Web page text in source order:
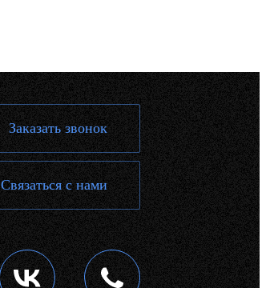
Заказать звонок
Связаться с нами